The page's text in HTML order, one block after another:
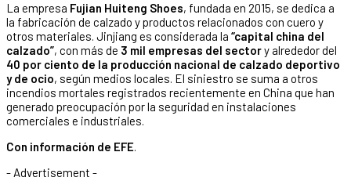
La empresa Fujian Huiteng Shoes, fundada en 2015, se dedica a
la fabricación de calzado y productos relacionados con cuero y
otros materiales. Jinjiang es considerada la “capital china del
calzado”, con más de 3 mil empresas del sectory alrededor del
40 por ciento de la producción nacional de calzado deportivo
y de ocio, según medios locales. El siniestro se suma a otros
incendios mortales registrados recientemente en China que han
generado preocupación por la seguridad en instalaciones
comerciales e industriales.
Con información de EFE.
- Advertisement -